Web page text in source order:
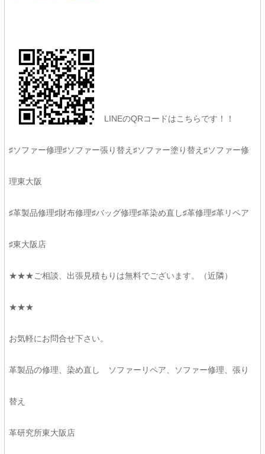
LINEのQRコードはこちらです！！
♯ソファー修理♯ソファー張り替え♯ソファー塗り替え♯ソファー修
理東大阪
♯革製品修理♯財布修理♯バッグ修理♯革染め直し♯革修理♯革リペア
♯東大阪店
★★★ご相談、出張見積もりは無料でございます。（近隣）
★★★
お気軽にお問合せ下さい。
革製品の修理、染め直し ソファーリペア、ソファー修理、張り
替え
革研究所東大阪店